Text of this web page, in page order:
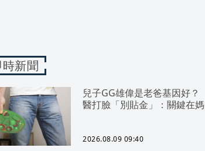
時新聞
兒子GG雄偉是老爸基因好？
醫打臉「別貼金」：關鍵在媽
2026.08.09 09:40